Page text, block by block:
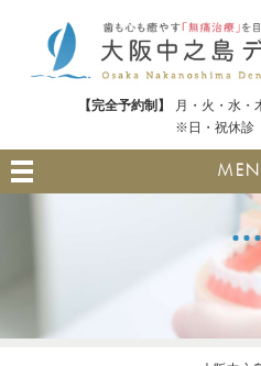
【完全予約制】
月・火・水
※日・祝休診